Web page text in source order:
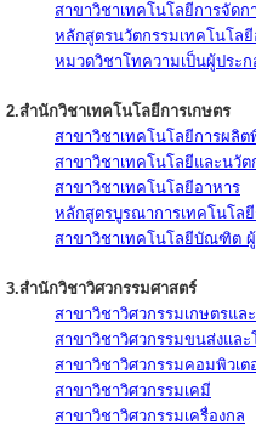
สาขาวิชาเทคโนโลยีการจัดก
หลักสูตรนวัตกรรมเทคโนโล
หมวดวิชาโทความเป็นผู้ประ
2.สำนักวิชาเทคโนโลยีการเกษตร
สาขาวิชาเทคโนโลยีการผลิต
สาขาวิชาเทคโนโลยีและนวัต
สาขาวิชาเทคโนโลยีอาหาร
หลักสูตรบูรณาการเทคโนโล
สาขาวิชาเทคโนโลยีบัณฑิต ผู้
3.สำนักวิชาวิศวกรรมศาสตร์
สาขาวิชาวิศวกรรมเกษตรแล
สาขาวิชาวิศวกรรมขนส่งแล
สาขาวิชาวิศวกรรมคอมพิวเต
สาขาวิชาวิศวกรรมเคมี
สาขาวิชาวิศวกรรมเครื่องกล